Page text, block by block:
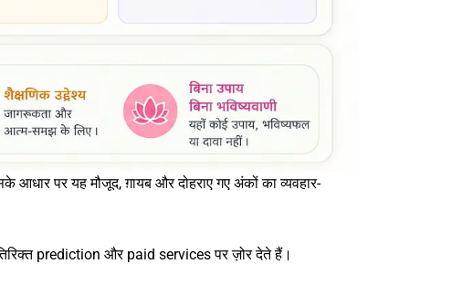
पर यह मौजूद, ग़ायब और दोहराए गए अंकों का व्यवहार-
prediction और paid services पर ज़ोर देते हैं।